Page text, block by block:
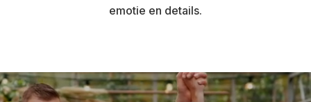
emotie en details.